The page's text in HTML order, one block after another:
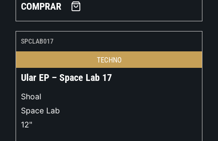
COMPRAR
SPCLAB017
TECHNO
Ular EP – Space Lab 17
Shoal
Space Lab
12"